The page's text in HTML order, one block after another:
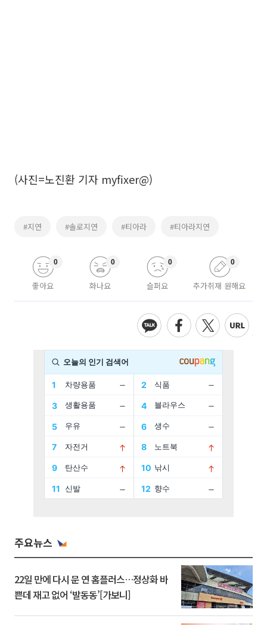
(사진=노진환 기자 myfixer@)
#지연 #솔로지연 #티아라 #티아라지연
좋아요
0
화나요
0
슬퍼요
0
추가취재 원해요
0
주요뉴스
22일 만에 다시 문 연 홈플러스…정상화 바
쁜데 재고 없어 ‘발동동’[가보니]